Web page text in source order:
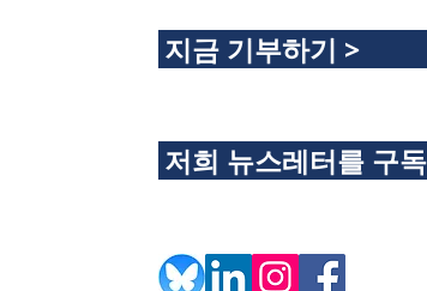
지금 기부하기 >
저희 뉴스레터를 구